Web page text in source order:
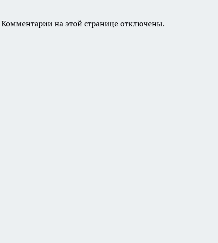
Комментарии на этой странице отключены.